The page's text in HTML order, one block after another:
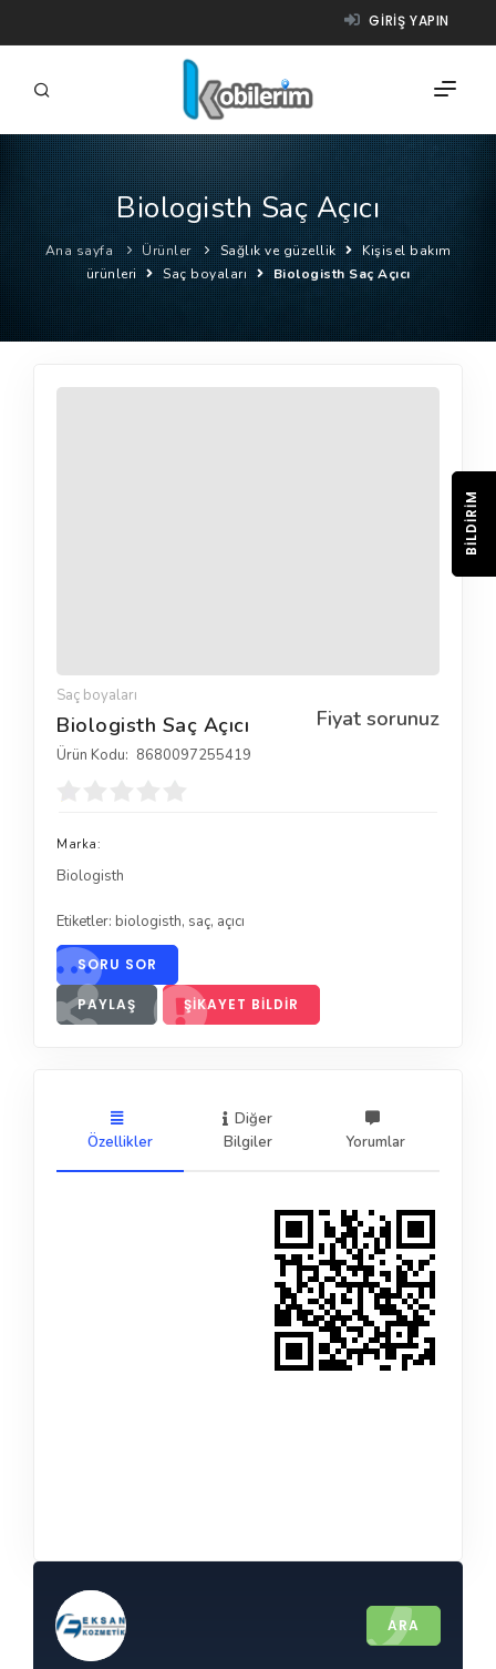
GIRIŞ YAPIN
FIRMALAR
ÜRÜNLER
NASIL ÇALIŞIR?
Biologisth Saç Açıcı
Ana sayfa Ürünler Sağlık ve güzellik
Kişisel bakım
ürünleri
Saç boyaları Biologisth Saç Açıcı
Saç boyaları
Fiyat sorunuz
Biologisth Saç Açıcı
Ürün Kodu: 8680097255419
Marka:
Biologisth
Etiketler: biologisth, saç, açıcı
SORU SOR
PAYLAŞ ŞIKAYET BILDIR
Özellikler
Diğer
Bilgiler
Yorumlar
ARA
BILDIRIM